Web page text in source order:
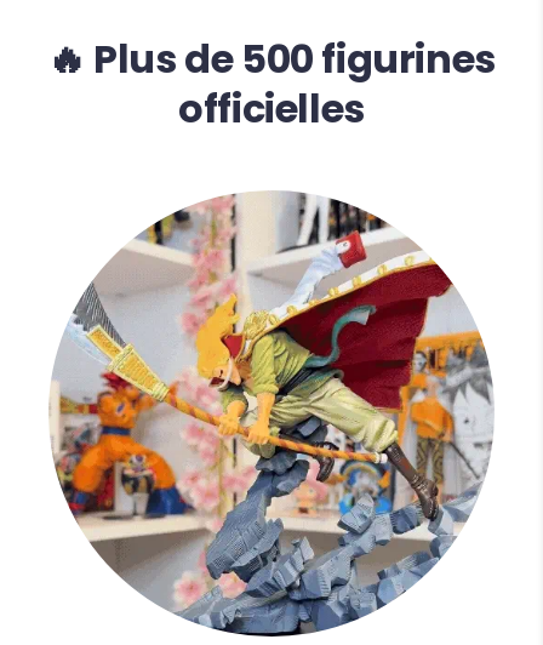
🔥 Plus de 500 figurines
officielles